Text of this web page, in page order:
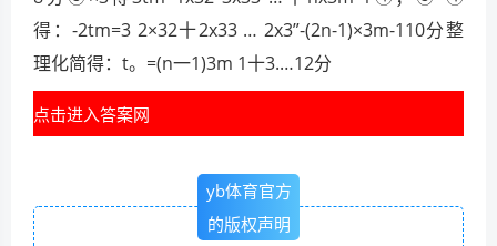
得：-2tm=3 2×32十2x33 … 2x3”-(2n-1)×3m-110分整
理化简得：t。=(n一1)3m 1十3.…12分
点击进入答案网
yb体育官方
的版权声明